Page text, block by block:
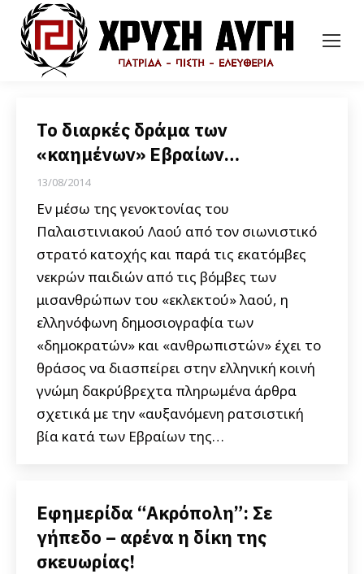
Το διαρκές δράμα των
«καημένων» Εβραίων…
13/08/2014
Εν μέσω της γενοκτονίας του
Παλαιστινιακού Λαού από τον σιωνιστικό
στρατό κατοχής και παρά τις εκατόμβες
νεκρών παιδιών από τις βόμβες των
μισανθρώπων του «εκλεκτού» λαού, η
ελληνόφωνη δημοσιογραφία των
«δημοκρατών» και «ανθρωπιστών» έχει το
θράσος να διασπείρει στην ελληνική κοινή
γνώμη δακρύβρεχτα πληρωμένα άρθρα
σχετικά με την «αυξανόμενη ρατσιστική
βία κατά των Εβραίων της…
Εφημερίδα “Ακρόπολη”: Σε
γήπεδο – αρένα η δίκη της
σκευωρίας!